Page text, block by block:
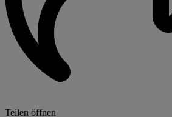
Teilen öffnen